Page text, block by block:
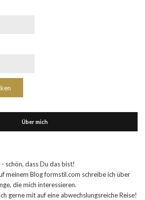
Über mich
- schön, dass Du das bist!
meinem Blog formstil.com schreibe ich über
die mich interessieren.
gerne mit auf eine abwechslungsreiche Reise!